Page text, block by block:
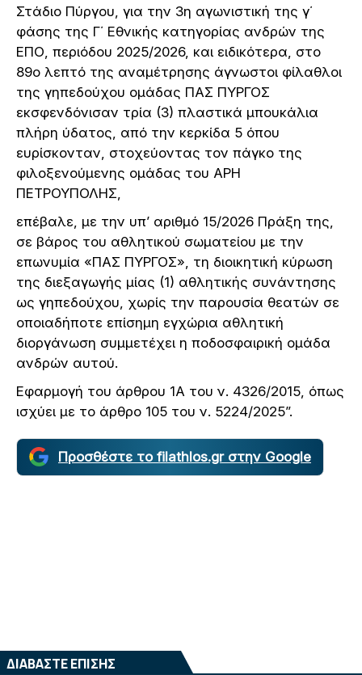
Στάδιο Πύργου, για την 3η αγωνιστική της γ΄
φάσης της Γ΄ Εθνικής κατηγορίας ανδρών της
ΕΠΟ, περιόδου 2025/2026, και ειδικότερα, στο
89ο λεπτό της αναμέτρησης άγνωστοι φίλαθλοι
της γηπεδούχου ομάδας ΠΑΣ ΠΥΡΓΟΣ
εκσφενδόνισαν τρία (3) πλαστικά μπουκάλια
πλήρη ύδατος, από την κερκίδα 5 όπου
ευρίσκονταν, στοχεύοντας τον πάγκο της
φιλοξενούμενης ομάδας του ΑΡΗ
ΠΕΤΡΟΥΠΟΛΗΣ,
επέβαλε, με την υπ’ αριθμό 15/2026 Πράξη της,
σε βάρος του αθλητικού σωματείου με την
επωνυμία «ΠΑΣ ΠΥΡΓΟΣ», τη διοικητική κύρωση
της διεξαγωγής μίας (1) αθλητικής συνάντησης
ως γηπεδούχου, χωρίς την παρουσία θεατών σε
οποιαδήποτε επίσημη εγχώρια αθλητική
διοργάνωση συμμετέχει η ποδοσφαιρική ομάδα
ανδρών αυτού.
Εφαρμογή του άρθρου 1Α του ν. 4326/2015, όπως
ισχύει με το άρθρο 105 του ν. 5224/2025”.
Προσθέστε το filathlos.gr στην Google
ΔΙΑΒΑΣΤΕ ΕΠΙΣΗΣ